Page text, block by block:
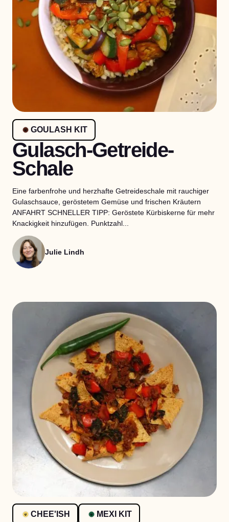
GOULASH KIT
Gulasch-Getreide-
Schale
Eine farbenfrohe und herzhafte Getreideschale mit rauchiger
Gulaschsauce, geröstetem Gemüse und frischen Kräutern
ANFAHRT SCHNELLER TIPP: Geröstete Kürbiskerne für mehr
Knackigkeit hinzufügen. Punktzahl...
Julie Lindh
CHEE'ISH MEXI KIT